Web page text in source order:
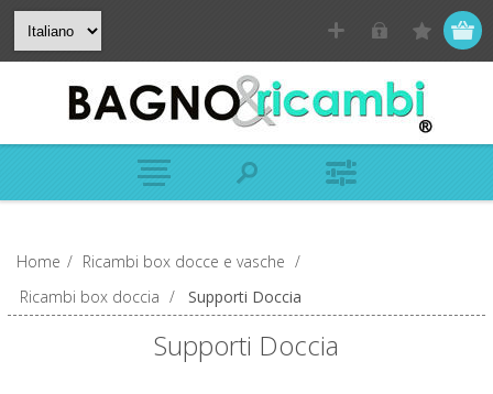
Home / Ricambi box docce e vasche /
Ricambi box doccia / Supporti Doccia
Supporti Doccia